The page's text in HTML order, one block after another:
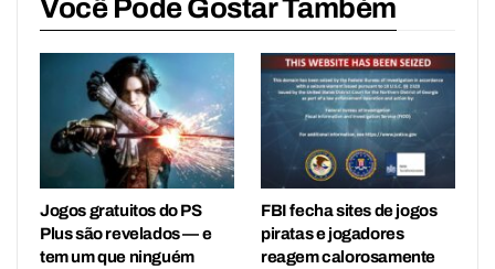
Você Pode Gostar Também
Jogos gratuitos do PS
Plus são revelados — e
tem um que ninguém
FBI fecha sites de jogos
piratas e jogadores
reagem calorosamente